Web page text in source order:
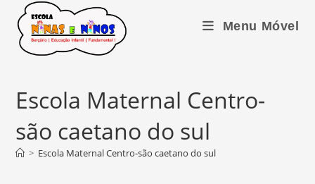
para
Menu Móvel
Escola Maternal Centro-
são caetano do sul
> Escola Maternal Centro-são caetano do sul